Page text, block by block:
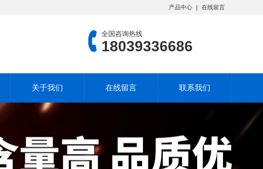
产品中心 在线留言
全国咨询热线
18039336686
关于我们 在线留言 联系我们